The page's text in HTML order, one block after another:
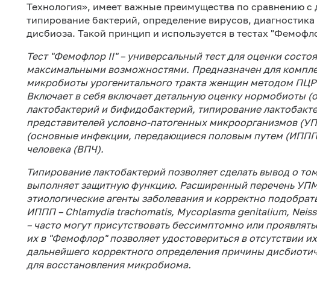
Технология», имеет важные преимущества по сравнению
типирование бактерий, определение вирусов,
дисбиоза. Такой принцип и используется в тестах
Тест "Фемофлор II" – универсальный тест для оценки
максимальными возможностями. Предназначен для
микробиоты урогенитального тракта женщин методом
Включает в себя включает детальную оценку нормобиоты
лактобактерий и бифидобактерий, типирование
представителей условно-патогенных микроорганизмов
(основные инфекции, передающиеся половым путем
человека (ВПЧ).
Типирование лактобактерий позволяет сделать вывод о
выполняет защитную функцию. Расширенный перечень
этиологическиe агенты заболевания и корректно
ИППП – Chlamydia trachomatis, Mycoplasma genitalium,
– часто могут присутствовать бессимптомно или
их в "Фемофлор" позволяет удостовериться в отсутствии
дальнейшего корректного определения причины
для восстановления микробиома.